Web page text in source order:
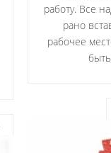
работу. Все
рано
рабочее